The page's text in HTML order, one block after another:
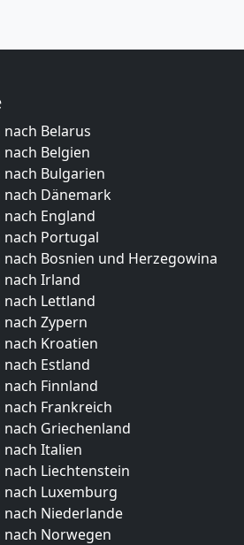
Belarus
Belgien
Bulgarien
Dänemark
England
Portugal
Bosnien und Herzegowina
Irland
Lettland
Zypern
Kroatien
Estland
Finnland
Frankreich
Griechenland
Italien
Liechtenstein
Luxemburg
Niederlande
Norwegen